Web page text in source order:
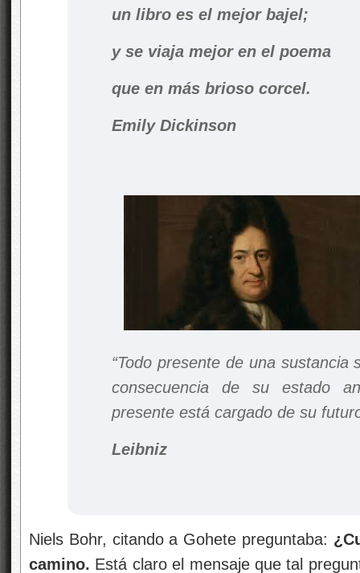
un libro es el mejor bajel;
y se viaja mejor en el poema
que en más brioso corcel.
Emily Dickinson
“Todo presente de una sustancia
consecuencia de su estado
presente está cargado de su
Leibniz
Niels Bohr, citando a Gohete preguntaba:
camino. Está claro el mensaje que tal